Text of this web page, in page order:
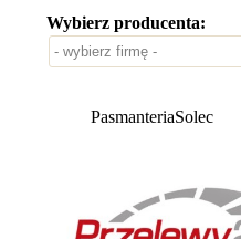
Wybierz producenta:
PasmanteriaSolec